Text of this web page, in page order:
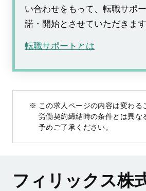
い合わせをもって、転職サポ
諾・開始とさせていただきます
転職サポートとは
この求人ページの内容は変わる
労働契約締結時の条件とは異な
予めご了承ください。
フィリックス株